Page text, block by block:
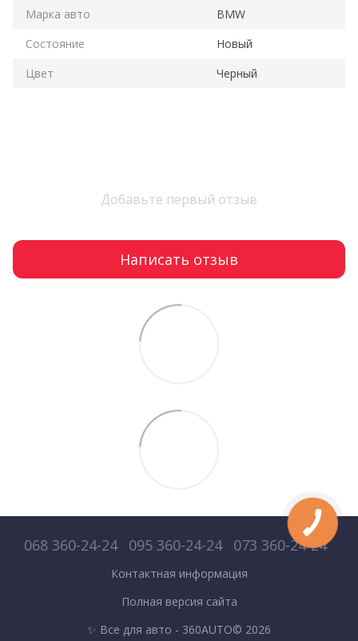
Марка авто
BMW
Состояние
Новый
Цвет
Черный
Добавьте первый отзыв
Написать отзыв
068 360-24-24 095 360-24-24 073 360-24-24
Контактная информация
Полная версия сайта
✨ Все для авто - 360AUTO© 2026